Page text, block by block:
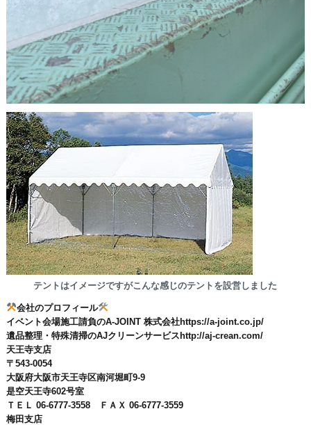
テントはイメージですがこんな感じのテントを設営しました
会社のプロフィール
イベント会場施工請負のA-JOINT 株式会社https://a-joint.co.jp/
遺品整理・特殊清掃のAJクリーンサービスhttp://aj-crean.com/
天王寺支店
〒543-0054
大阪府大阪市天王寺区南河堀町9-9
是空天王寺602号室
ＴＥＬ 06-6777-3558 ＦＡＸ 06-6777-3559
梅田支店